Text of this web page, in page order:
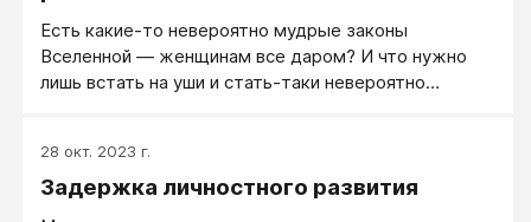
Есть какие-то невероятно мудрые законы
Вселенной — женщинам все даром? И что нужно
лишь встать на уши и стать-таки невероятно
28 окт. 2023 г.
Задержка личностного развития